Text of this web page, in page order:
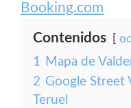
Booking.com
Contenidos
1 Mapa de
2 Google Street
Teruel